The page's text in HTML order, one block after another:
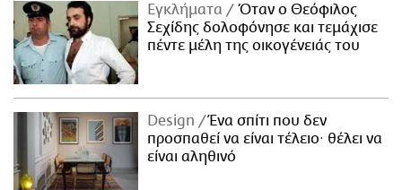
Εγκλήματα
Όταν ο Θεόφιλος
Σεχίδης δολοφόνησε και τεμάχισε
πέντε μέλη της οικογένειάς του
Design
Ένα σπίτι που δεν
προσπαθεί να είναι τέλειο· θέλει να
είναι αληθινό